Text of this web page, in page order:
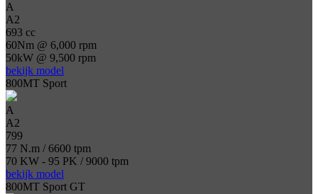
A
A2
693 cc
60Nm @ 6,000 rpm
50kW @ 9,500 rpm
bekijk model
800MT Sport
A
A2
799
77 N.m / 6600 tpm
70 KW - 95 PK / 9000 tpm
bekijk model
800MT Sport GT